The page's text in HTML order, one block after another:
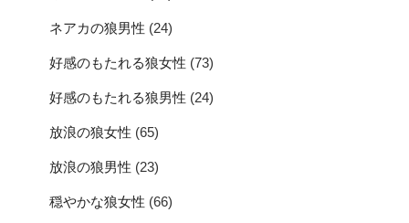
ネアカの狼男性 (24)
好感のもたれる狼女性 (73)
好感のもたれる狼男性 (24)
放浪の狼女性 (65)
放浪の狼男性 (23)
穏やかな狼女性 (66)